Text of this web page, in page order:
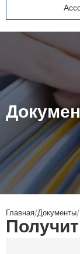
Главная Документы